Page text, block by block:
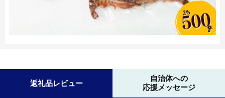
返礼品レビュー
自治体への
応援メッセージ